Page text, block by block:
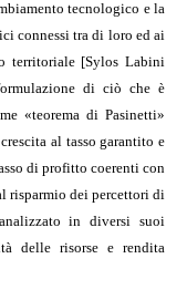
tecnologico e la
connessi tra di loro ed ai
territoriale [Sylos Labini
di ciò che è
«teorema di Pasinetti»
al tasso garantito e
di profitto coerenti con
risparmio dei percettori di
in diversi suoi
delle risorse e rendita